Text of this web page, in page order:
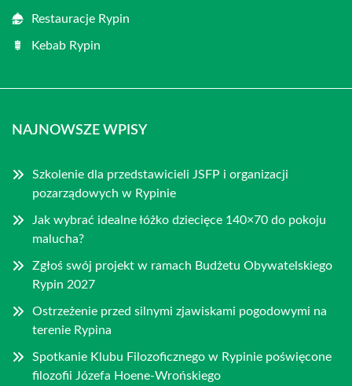
Restauracje Rypin
Kebab Rypin
NAJNOWSZE WPISY
Szkolenie dla przedstawicieli JSFP i organizacji
pozarządowych w Rypinie
Jak wybrać idealne łóżko dziecięce 140×70 do pokoju
malucha?
Zgłoś swój projekt w ramach Budżetu Obywatelskiego
Rypin 2027
Ostrzeżenie przed silnymi zjawiskami pogodowymi na
terenie Rypina
Spotkanie Klubu Filozoficznego w Rypinie poświęcone
filozofii Józefa Hoene-Wrońskiego